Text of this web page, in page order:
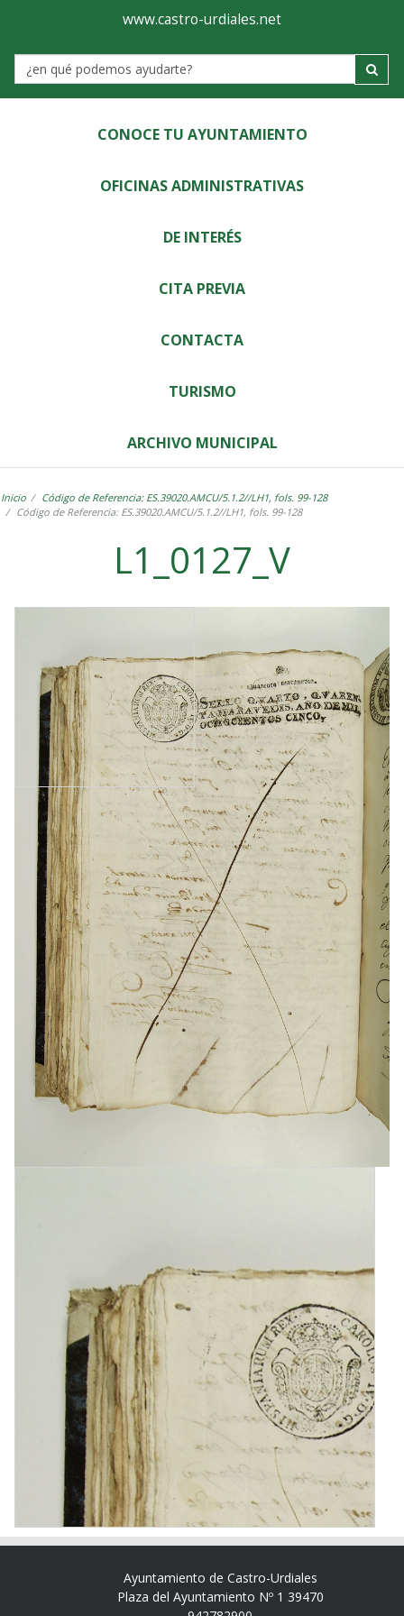
Ayuntamiento
de
Castro-
Urdiales
www.castro-urdiales.net
Label
CONOCE TU AYUNTAMIENTO
OFICINAS ADMINISTRATIVAS
DE INTERÉS
CITA PREVIA
CONTACTA
TURISMO
ARCHIVO MUNICIPAL
Inicio
Código de Referencia: ES.39020.AMCU/5.1.2//LH1, fols. 99-128
Código de Referencia: ES.39020.AMCU/5.1.2//LH1, fols. 99-128
L1_0127_V
Ayuntamiento de Castro-Urdiales
Plaza del Ayuntamiento Nº 1 39470